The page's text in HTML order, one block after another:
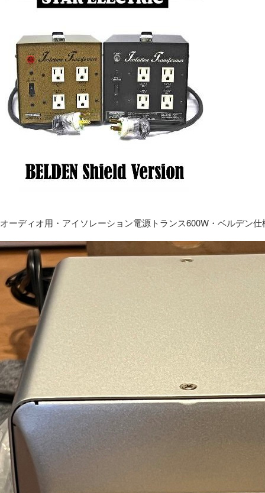
オーディオ用・アイソレーション電源トランス600W・ベルデン仕